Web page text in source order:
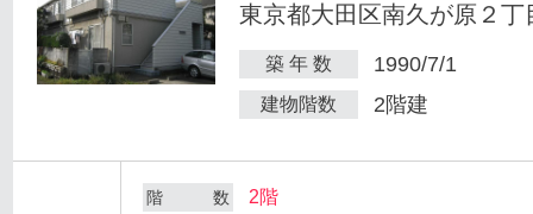
東京都大田区南久が原２丁
築 年 数 1990/7/1
建物階数 2階建
階 数 2階